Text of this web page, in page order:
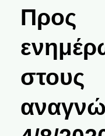
Προς
στους